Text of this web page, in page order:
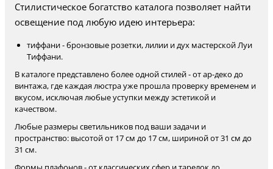
Стилистическое богатство каталога позволяет найти
освещение под любую идею интерьера:
тиффани - бронзовые розетки, лилии и дух мастерской Луи
Тиффани.
В каталоге представлено более одной стилей - от ар-деко до
винтажа, где каждая люстра уже прошла проверку временем и
вкусом, исключая любые уступки между эстетикой и
качеством.
Любые размеры светильников под ваши задачи и
пространство: высотой от 17 см до 17 см, шириной от 31 см до
31 см.